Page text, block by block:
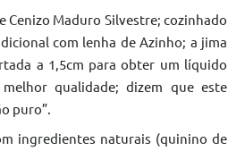
Cenizo Maduro Silvestre; cozinhado
com lenha de Azinho; a jima
a 1,5cm para obter um líquido
qualidade; dizem que este
puro”.
ingredientes naturais (quinino de